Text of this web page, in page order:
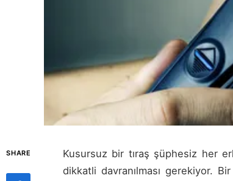
SHARE
Kusursuz bir tıraş şüphesiz her
dikkatli davranılması gerekiyor.